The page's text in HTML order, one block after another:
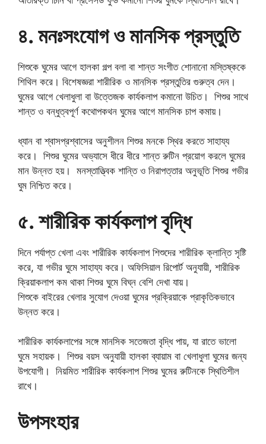
৪. মনঃসংযোগ ও মানসিক প্রস্তুতি
শিশুকে ঘুমের আগে হালকা গল্প বলা বা শান্ত সংগীত শোনানো মস্তিষ্ককে
শিথিল করে। বিশেষজ্ঞরা শারীরিক ও মানসিক প্রস্তুতির গুরুত্ব দেন।
ঘুমের আগে খেলাধুলা বা উত্তেজক কার্যকলাপ কমানো উচিত। শিশুর সাথে
শান্ত ও বন্ধুত্বপূর্ণ কথোপকথন ঘুমের আগে মানসিক চাপ কমায়।
ধ্যান বা শ্বাসপ্রশ্বাসের অনুশীলন শিশুর মনকে স্থির করতে সাহায্য
করে। শিশুর ঘুমের অভ্যাসে ধীরে ধীরে শান্ত রুটিন প্রয়োগ করলে ঘুমের
মান উন্নত হয়। মনস্তাত্ত্বিক শান্তি ও নিরাপত্তার অনুভূতি শিশুর গভীর
ঘুম নিশ্চিত করে।
৫. শারীরিক কার্যকলাপ বৃদ্ধি
দিনে পর্যাপ্ত খেলা এবং শারীরিক কার্যকলাপ শিশুদের শারীরিক ক্লান্তি সৃষ্টি
করে, যা গভীর ঘুমে সাহায্য করে। অফিসিয়াল রিপোর্ট অনুযায়ী, শারীরিক
ক্রিয়াকলাপ কম থাকা শিশুর ঘুমে বিঘ্ন বেশি দেখা যায়।
শিশুকে বাইরের খেলার সুযোগ দেওয়া ঘুমের প্রক্রিয়াকে প্রাকৃতিকভাবে
উন্নত করে।
শারীরিক কার্যকলাপের সঙ্গে মানসিক সতেজতা বৃদ্ধি পায়, যা রাতে ভালো
ঘুমে সহায়ক। শিশুর বয়স অনুযায়ী হালকা ব্যায়াম বা খেলাধুলা ঘুমের জন্য
উপযোগী। নিয়মিত শারীরিক কার্যকলাপ শিশুর ঘুমের রুটিনকে স্থিতিশীল
রাখে।
উপসংহার